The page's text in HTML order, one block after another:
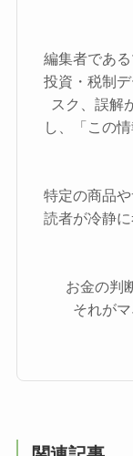
編集者であ
投資・税制
スク、誤解
し、「この
特定の商品
読者が冷静
お金の判
それが